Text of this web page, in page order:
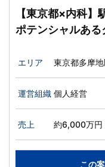
【東京都×内科
ポテンシャルある
エリア 東京都多摩
運営組織 個人経営
売上 約6,000万円
この